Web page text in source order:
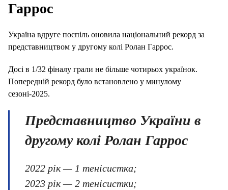
Гаррос
Україна вдруге поспіль оновила національний рекорд за
представництвом у другому колі Ролан Гаррос.
Досі в 1/32 фіналу грали не більше чотирьох українок.
Попередній рекорд було встановлено у минулому
сезоні-2025.
Представництво України в
другому колі Ролан Гаррос
2022 рік — 1 тенісистка;
2023 рік — 2 тенісистки;